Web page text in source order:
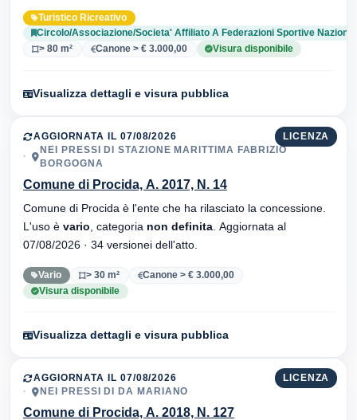
dell'atto.
Turistico Ricreativo
Circolo/Associazione/Societa' Affiliato A Federazioni Sportive
> 80 m²
Canone > € 3.000,00 Visura disponibile
Visualizza dettagli e visura pubblica
LICENZA
AGGIORNATA IL 07/08/2026
NEI PRESSI DI STAZIONE MARITTIMA FABRIZIO
BORGOGNA
Comune di Procida, A. 2017, N. 14
Comune di Procida è l'ente che ha rilasciato la concessione.
L'uso è vario , categoria non definita
07/08/2026 · 34 versionei dell'atto.
Vario > 30 m²
Canone > € 3.000,00
Visura disponibile
Visualizza dettagli e visura pubblica
LICENZA
AGGIORNATA IL 07/08/2026
NEI PRESSI DI DA MARIANO
Comune di Procida, A. 2018, N. 127